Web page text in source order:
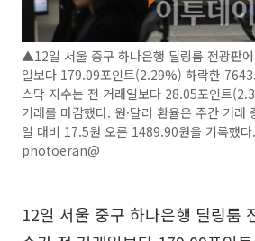
▲12일 서울 중구 하나은행 딜링룸 전광판
일보다 179.09포인트(2.29%) 하락한
스닥 지수는 전 거래일보다 28.05포인트
거래를 마감했다. 원·달러 환율은 주간 거
일 대비 17.5원 오른 1489.90원을 기록했
photoeran@
12일 서울 중구 하나은행 딜링룸